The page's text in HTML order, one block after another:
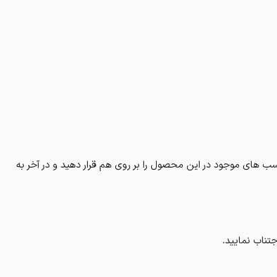
های موجود در این محصول را بر روی هم قرار دهید و در آخر به
نمایید.